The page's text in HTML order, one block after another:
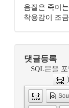
음질은 죽이는
착용감이 조
댓글등록
SQL문을